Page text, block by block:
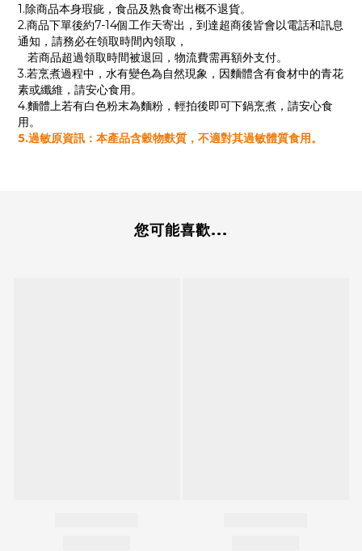
1.除商品本身瑕疵，食品及熟食寄出概不退貨。
2.商品下單後約7-14個工作天寄出，到達超商後皆會以電話和訊息
通知，請務必在領取時間內領取，
若商品超過領取時間被退回，物流費需再額外支付。
3.若烹煮過程中，水有變色為自然現象，因麵體含有食材中的青花
素或纖維，請安心食用。
4.麵體上若有白色粉末為麵粉，輕拍後即可下鍋烹煮，請安心食
用。
5.過敏原資訊：本產品含穀物麩質，不適對其過敏體質食用。
您可能喜歡...